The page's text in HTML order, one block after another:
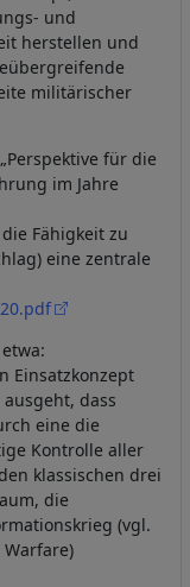
und
herstellen und
militärischer
für die
im Jahre
Fähigkeit zu
eine zentrale
Einsatzkonzept
dass
eine die
Kontrolle aller
klassischen drei
die
(vgl.